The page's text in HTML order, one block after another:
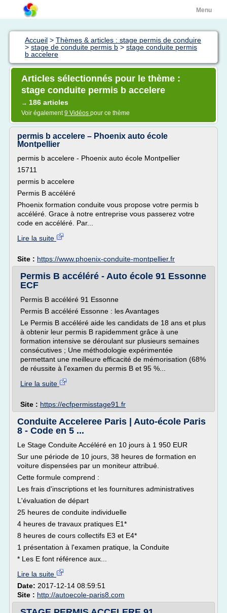
Menu
Accueil > Thèmes & articles : stage permis de conduire
> stage de conduite permis b > stage conduite permis
b accelere
Articles sélectionnés pour le thème :
stage conduite permis b accelere
→ 186 articles
Voir également9 Vidéos pour ce thème
permis b accelere – Phoenix auto école
Montpellier
permis b accelere - Phoenix auto école Montpellier
15711
permis b accelere
Permis B accéléré
Phoenix formation conduite vous propose votre permis b
accéléré. Grace à notre entreprise vous passerez votre
code en accéléré. Par...
Lire la suite
Site : https://www.phoenix-conduite-montpellier.fr
Permis B accéléré - Auto école 91 Essonne
ECF
Permis B accéléré 91 Essonne
Permis B accéléré Essonne : les Avantages
Le Permis B accéléré aide les candidats de 18 ans et plus
à obtenir leur permis B rapidemment grâce à une
formation intensive se déroulant sur plusieurs semaines
consécutives ; Une méthodologie expérimentée
permettant une meilleure efficacité de mémorisation (68%
de réussite à l'examen du permis B et 95 %...
Lire la suite
Site : https://ecfpermisstage91.fr
Conduite Acceleree Paris | Auto-école Paris
8 - Code en 5 ...
Le Stage Conduite Accéléré en 10 jours à 1 950 EUR
Sur une période de 10 jours, 38 heures de formation en
voiture dispensées par un moniteur attribué.
Cette formule comprend :
Les frais d'inscriptions et les fournitures administratives
L'évaluation de départ
25 heures de conduite individuelle
4 heures de travaux pratiques E1*
8 heures de cours collectifs E3 et E4*
1 présentation à l'examen pratique, la Conduite
* Les E font référence aux...
Lire la suite
Date: 2017-12-14 08:59:51
Site : http://autoecole-paris8.com